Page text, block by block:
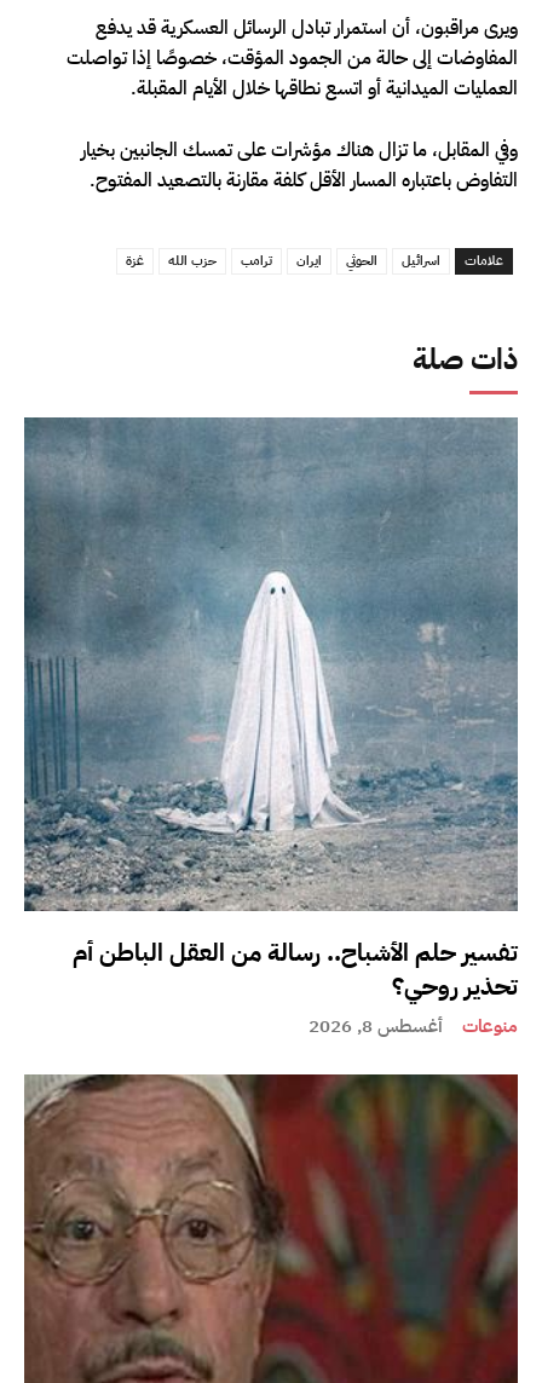
ذات صلة
تفسير حلم الأشباح.. رسالة من العقل الباطن أم
تحذير روحي؟
منوعات أغسطس 8, 2026
ويرى مراقبون، أن استمرار تبادل الرسائل العسكرية قد يدفع
المفاوضات إلى حالة من الجمود المؤقت، خصوصًا إذا تواصلت
العمليات الميدانية أو اتسع نطاقها خلال الأيام المقبلة.
وفي المقابل، ما تزال هناك مؤشرات على تمسك الجانبين بخيار
التفاوض باعتباره المسار الأقل كلفة مقارنة بالتصعيد المفتوح.
علامات اسرائيل الحوثي ايران ترامب حزب الله غزة